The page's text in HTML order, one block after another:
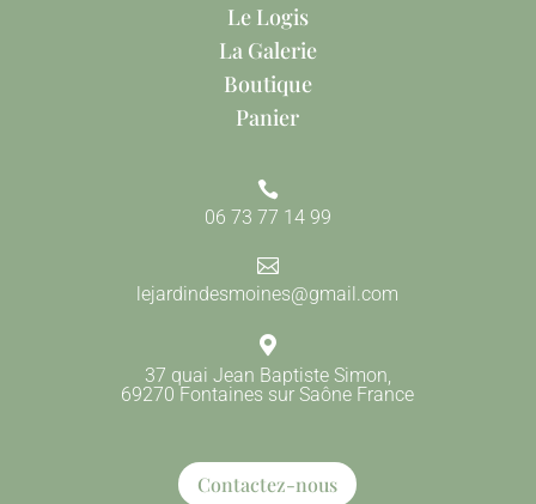
Le Logis
La Galerie
Boutique
Panier

06 73 77 14 99

lejardindesmoines@gmail.com

37 quai Jean Baptiste Simon,
69270 Fontaines sur Saône France
Contactez-nous